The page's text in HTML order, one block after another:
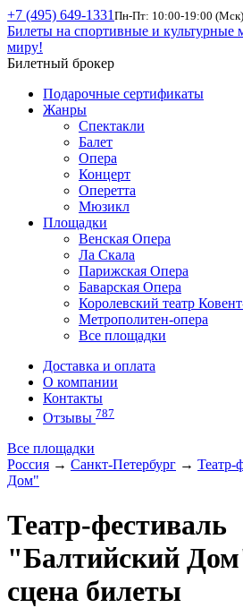
+7 (495) 649-1331 Пн-Пт: 10:00-19:00
Билеты на спортивные и культурные
миру!
Билетный брокер
Подарочные сертификаты
Жанры
Спектакли
Балет
Опера
Концерт
Оперетта
Мюзикл
Площадки
Венская Опера
Ла Скала
Парижская Опера
Баварская Опера
Королевский театр
Метрополитен-опера
Все площадки
Доставка и оплата
О компании
Контакты
Отзывы 787
Все площадки
Россия → Санкт-Петербург → Театр-
Дом"
Театр-фестиваль
"Балтийский
сцена билеты